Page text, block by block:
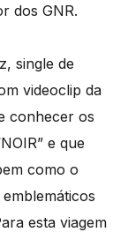
dos GNR.
single de
videoclip da
conhecer os
e que
como o
esta viagem